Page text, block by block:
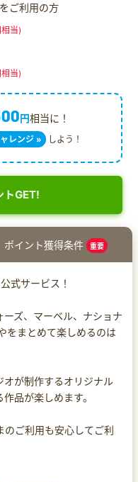
ご利用の方
当)
当)
円相当に！
レンジ » しよう！
トGET!
ポイント獲得条件 重要
式サービス！
ズ、マーベル、ナショナ
をまとめて楽しめるのは
オが制作するオリジナル
品が楽しめます。
のご利用も安心してご利